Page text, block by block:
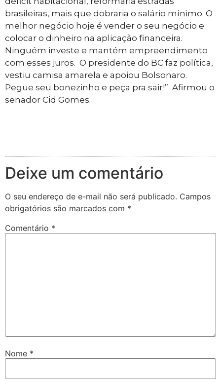
brasileiras, mais que dobraria o salário mínimo. O
melhor negócio hoje é vender o seu negócio e
colocar o dinheiro na aplicação financeira.
Ninguém investe e mantém empreendimento
com esses juros. O presidente do BC faz política,
vestiu camisa amarela e apoiou Bolsonaro.
Pegue seu bonezinho e peça pra sair!” Afirmou o
senador Cid Gomes.
Deixe um comentário
O seu endereço de e-mail não será publicado. Campos
obrigatórios são marcados com *
Comentário *
Nome *